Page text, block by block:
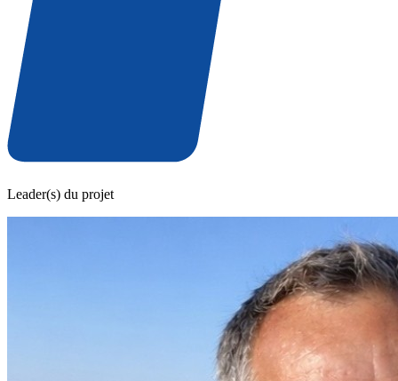
Leader(s) du projet